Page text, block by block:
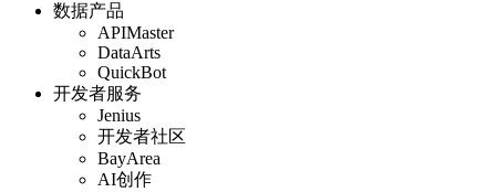
数据产品
APIMaster
DataArts
QuickBot
开发者服务
Jenius
开发者社区
BayArea
AI创作